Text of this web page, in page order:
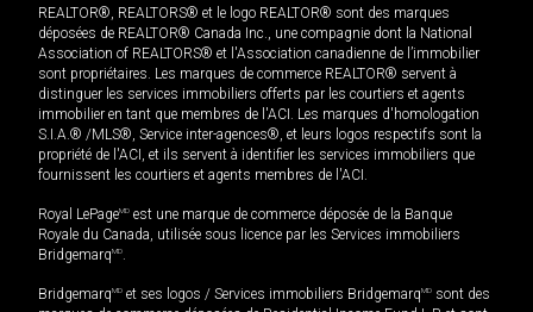
REALTOR®, REALTORS® et le logo REALTOR® sont des marques
déposées de REALTOR® Canada Inc., une compagnie dont la National
Association of REALTORS® et l'Association canadienne de l’immobilier
sont propriétaires. Les marques de commerce REALTOR® servent à
distinguer les services immobiliers offerts par les courtiers et agents
immobilier en tant que membres de l'ACI. Les marques d'homologation
S.I.A.® /MLS®, Service inter-agences®, et leurs logos respectifs sont la
propriété de l'ACI, et ils servent à identifier les services immobiliers que
fournissent les courtiers et agents membres de l'ACI.
Royal LePageMD est une marque de commerce déposée de la Banque
Royale du Canada, utilisée sous licence par les Services immobiliers
BridgemarqMD.
BridgemarqMD et ses logos / Services immobiliers BridgemarqMD sont des